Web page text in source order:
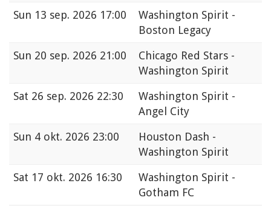
Sun 13 sep. 2026 17:00
Washington Spirit -
Boston Legacy
Sun 20 sep. 2026 21:00
Chicago Red Stars -
Washington Spirit
Sat 26 sep. 2026 22:30
Washington Spirit -
Angel City
Sun 4 okt. 2026 23:00
Houston Dash -
Washington Spirit
Sat 17 okt. 2026 16:30
Washington Spirit -
Gotham FC